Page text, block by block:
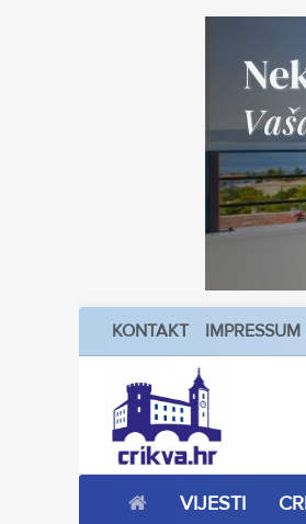
KONTAKT IMPRESSUM
VIJESTI